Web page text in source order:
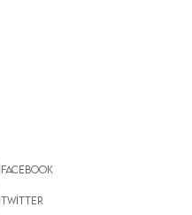
Facebook
Twitter